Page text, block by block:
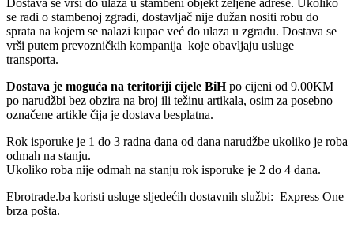
Dostava se vrši do ulaza u stambeni objekt željene adrese. Ukoliko
se radi o stambenoj zgradi, dostavljač nije dužan nositi robu do
sprata na kojem se nalazi kupac već do ulaza u zgradu. Dostava se
vrši putem prevozničkih kompanija koje obavljaju usluge
transporta.
Dostava je moguća na teritoriji cijele BiHpo cijeni od 9.00KM
po narudžbi bez obzira na broj ili težinu artikala, osim za posebno
označene artikle čija je dostava besplatna.
Rok isporuke je 1 do 3 radna dana od dana narudžbe ukoliko je roba
odmah na stanju.
Ukoliko roba nije odmah na stanju rok isporuke je 2 do 4 dana.
Ebrotrade.ba koristi usluge sljedećih dostavnih službi: Express One
brza pošta.